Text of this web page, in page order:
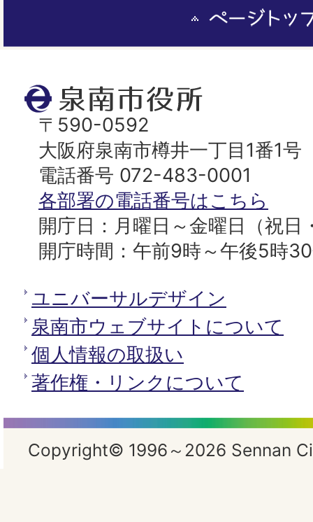
泉
南
市
役
所
〒590-0592
大阪府泉南市樽井一丁目1番1号
電話番号 072-483-0001
各部署の電話番号はこちら
開庁日：月曜日～金曜日（祝日
開庁時間：午前9時～午後5時
ユニバーサルデザイン
泉南市ウェブサイトについて
個人情報の取扱い
著作権・リンクについて
Copyright© 1996～2026 Sennan